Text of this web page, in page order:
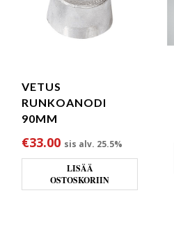
VETUS
RUNKOANODI
90MM
€33.00 sis alv. 25.5%
LISÄÄ
OSTOSKORIIN